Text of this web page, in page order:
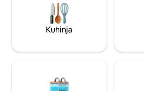
u unutarnjem dijelu tipične milanske
kuće (2. kat, bez dizala), bez prozora koji
gledaju na ulicu. Osim toga, naša
besplatna podzemna privatna garaža
Kuhinja